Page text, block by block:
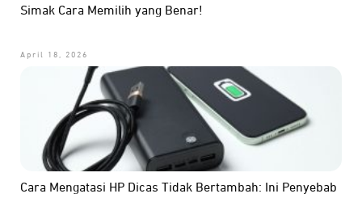
Simak Cara Memilih yang Benar!
April 18, 2026
Cara Mengatasi HP Dicas Tidak Bertambah: Ini Penyebab